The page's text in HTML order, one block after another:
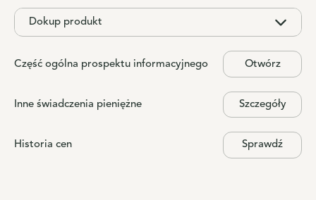
Dokup produkt
Część ogólna prospektu informacyjnego Otwórz
Inne świadczenia pieniężne Szczegóły
Historia cen Sprawdź